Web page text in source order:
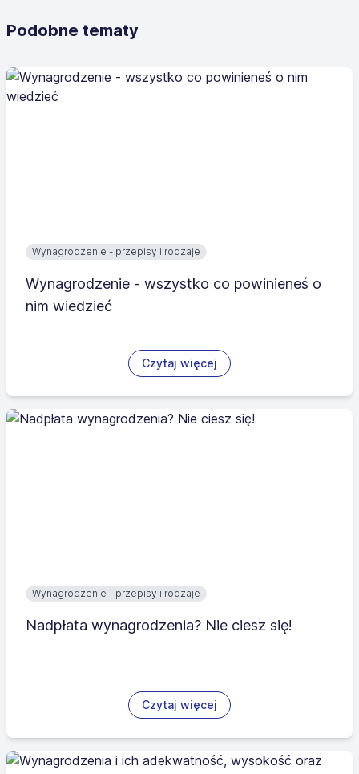
Podobne tematy
Wynagrodzenie - przepisy i rodzaje
Wynagrodzenie - wszystko co powinieneś o
nim wiedzieć
Czytaj więcej
Wynagrodzenie - przepisy i rodzaje
Nadpłata wynagrodzenia? Nie ciesz się!
Czytaj więcej